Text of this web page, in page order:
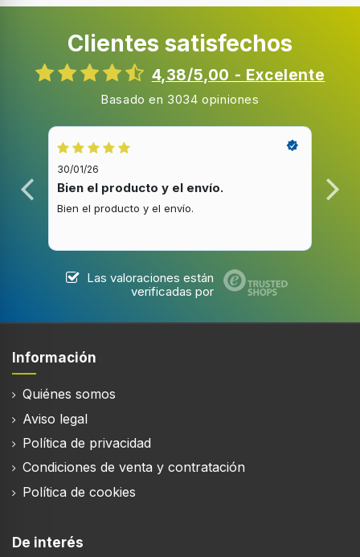
Clientes satisfechos
4,38/5,00 - Excelente
Basado en 3034 opiniones
30/01/26
Bien el producto y el envío.
Bien el producto y el envío.
Las valoraciones están
verificadas por
Información
Quiénes somos
Aviso legal
Política de privacidad
Condiciones de venta y contratación
Política de cookies
De interés